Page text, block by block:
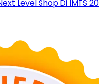
Level Shop Di IMTS